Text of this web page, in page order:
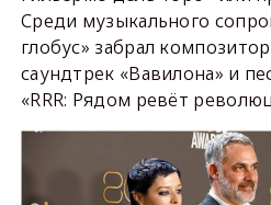
Среди музыкального
глобус» забрал
саундтрек «Вавилона» и
«RRR: Рядом ревёт